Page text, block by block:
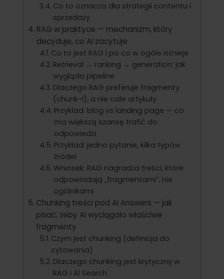
Co to oznacza dla strategii contentu i
sprzedaży
RAG w praktyce — mechanizm, który
decyduje, co AI zacytuje
Co to jest RAG i po co w ogóle istnieje
Retrieval → ranking → generation: jak
wygląda pipeline
Dlaczego RAG preferuje fragmenty
(chunk-i), a nie całe artykuły
Przykład: blog vs landing page — co
ma większą szansę trafić do
odpowiedzi
Przykład: jedno pytanie, kilka typów
źródeł
Wniosek: RAG nagradza treści, które
odpowiadają „fragmentami”, nie
ogólnikami
Chunking treści pod AI Answers — jak
pisać, żeby AI wyciągało właściwe
fragmenty
Czym jest chunking (definicja do
cytowania)
Dlaczego chunking jest krytyczny w
RAG i AI Search